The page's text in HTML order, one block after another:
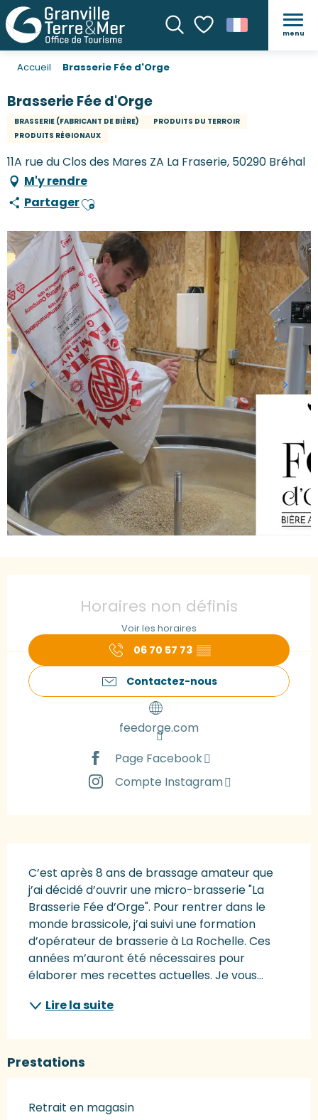
Recherche
Voir les favoris
menu
Accueil Brasserie Fée d'Orge
Brasserie Fée d'Orge
BRASSERIE (FABRICANT DE BIÈRE)
PRODUITS DU TERROIR
PRODUITS RÉGIONAUX
11A rue du Clos des Mares ZA La Fraserie, 50290 Bréhal
M'y rendre
PartagerAjouter aux favoris
Horaires non définis
Voir les horaires
06 70 57 73 ▒▒
Contactez-nous
feedorge.com
Page Facebook
Compte Instagram
C’est après 8 ans de brassage amateur que
j’ai décidé d’ouvrir une micro-brasserie "La
Brasserie Fée d’Orge". Pour rentrer dans le
monde brassicole, j’ai suivi une formation
d’opérateur de brasserie à La Rochelle. Ces
années m’auront été nécessaires pour
élaborer mes recettes actuelles. Je vous...
Lire la suite
Prestations
Retrait en magasin